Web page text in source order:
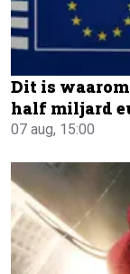
Dit is waarom
half miljard
07 aug, 15:00